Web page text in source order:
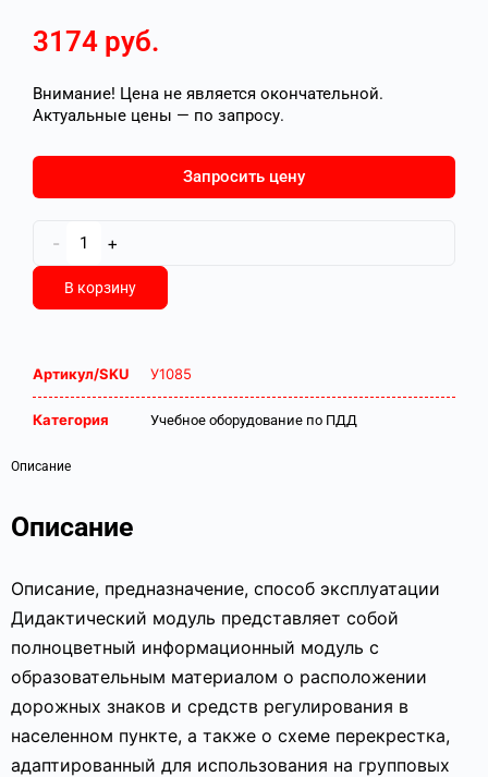
3174 руб.
Внимание! Цена не является окончательной.
Актуальные цены — по запросу.
Запросить цену
- +
В корзину
Артикул/SKU У1085
Категория Учебное оборудование по ПДД
Описание
Описание
Описание, предназначение, способ эксплуатации
Дидактический модуль представляет собой
полноцветный информационный модуль с
образовательным материалом о расположении
дорожных знаков и средств регулирования в
населенном пункте, а также о схеме перекрестка,
адаптированный для использования на групповых